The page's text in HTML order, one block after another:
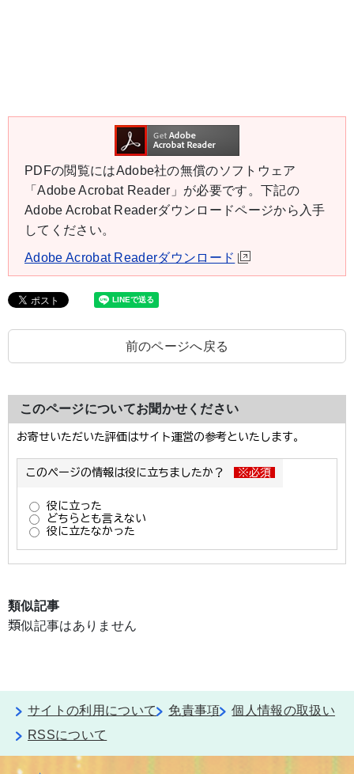
PDFの閲覧にはAdobe社の無償のソフトウェア
「Adobe Acrobat Reader」が必要です。下記の
Adobe Acrobat Readerダウンロードページから入手
してください。
Adobe Acrobat Readerダウンロード
前のページへ戻る
このページについてお聞かせください
類似記事
類似記事はありません
サイトの利用について 免責事項
個人情報の取扱い
RSSについて